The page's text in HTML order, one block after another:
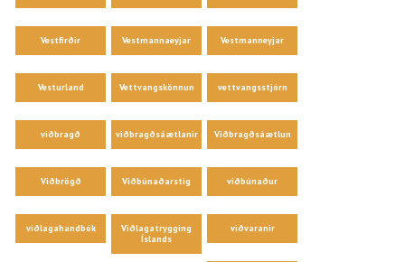
Vestfirðir Vestmannaeyjar Vestmanneyjar
Vesturland Vettvangskönnun vettvangsstjórn
viðbragð viðbragðsáætlanir Viðbragðsáætlun
Viðbrögð Viðbúnaðarstig viðbúnaður
viðlagahandbók
Viðlagatrygging
Íslands
viðvaranir